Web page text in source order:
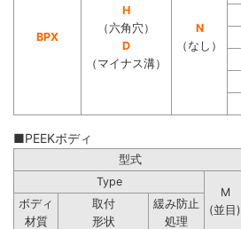
BPX
H
（六角穴）
D
（マイナス溝）
N
（なし）
■PEEKボディ
型式
Type
M
(並目)
ボディ
材質
取付
形状
緩み防止
処理